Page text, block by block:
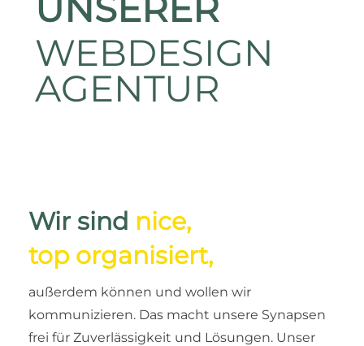
WEBDESIGN
AGENTUR
Wir sind nice,
top organisiert,
außerdem können und wollen wir
kommunizieren. Das macht unsere Synapsen
frei für Zuverlässigkeit und Lösungen. Unser